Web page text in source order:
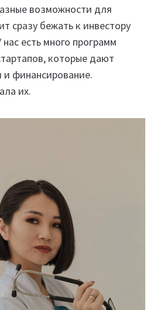
возможности для
сразу бежать к инвестору
есть много программ
которые дают
и финансирование.
их.